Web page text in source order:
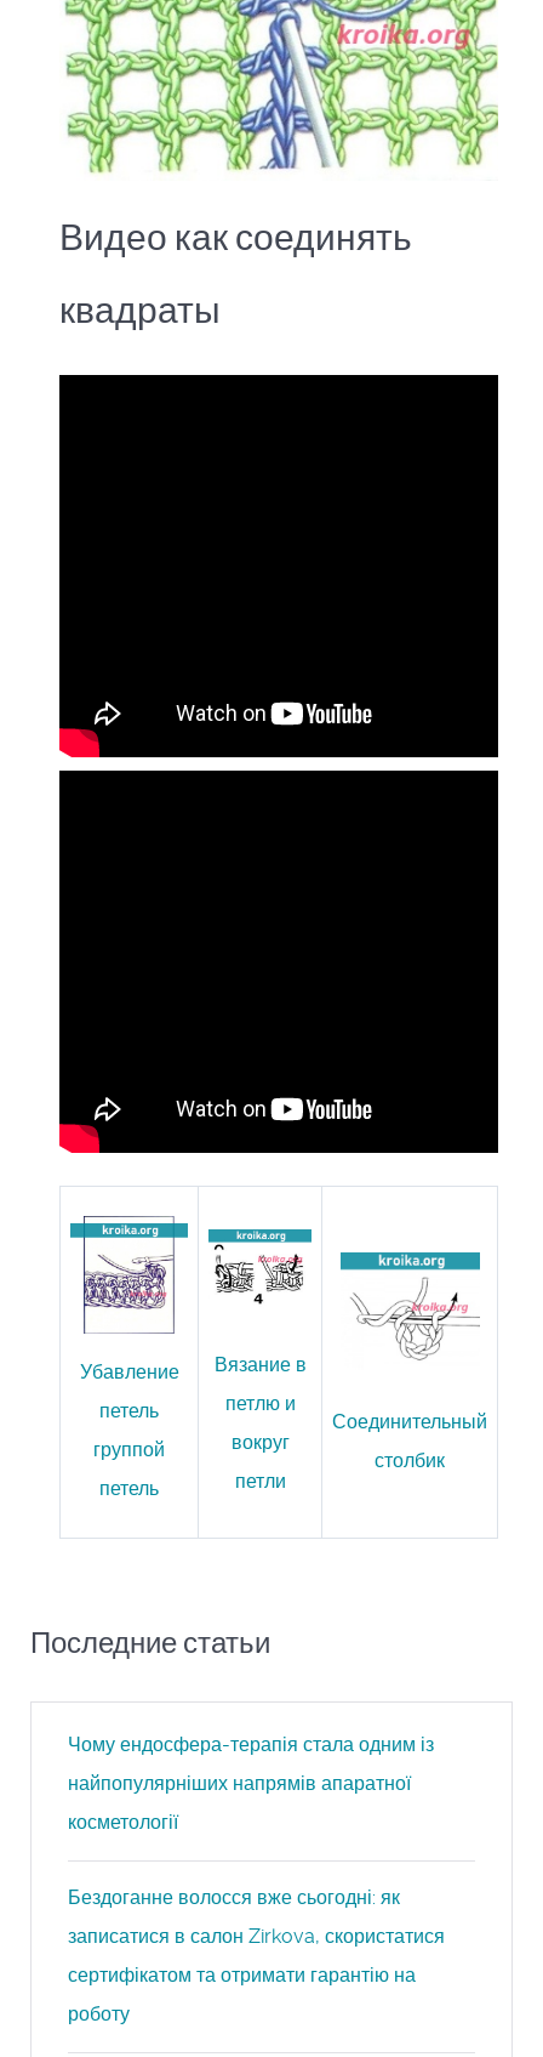
Видео как соединять
квадраты
Убавление
петель
группой
петель
Вязание в
петлю и
вокруг
петли
Соединительный
столбик
Последние статьи
Чому ендосфера-терапія стала одним із
найпопулярніших напрямів апаратної
косметології
Бездоганне волосся вже сьогодні: як
записатися в салон Zirkova, скористатися
сертифікатом та отримати гарантію на
роботу